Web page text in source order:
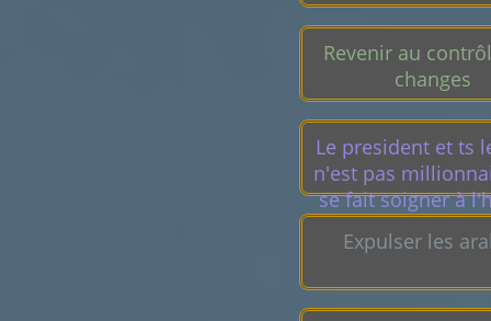
Revenir au
changes
Le president et ts
n'est pas
se fait soigner à
public,
enfants à l'école
Expulser les